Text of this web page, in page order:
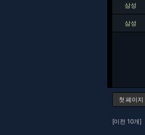
삼성
삼성
첫 페이지
[이전 10개]